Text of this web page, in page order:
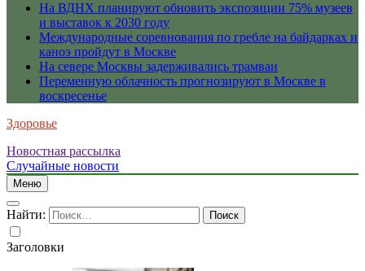
На ВДНХ планируют обновить экспозиции 75% музеев
и выставок к 2030 году
Международные соревнования по гребле на байдарках и
каноэ пройдут в Москве
На севере Москвы задерживались трамваи
Переменную облачность прогнозируют в Москве в
воскресенье
Здоровье
Новостная рассылка
Случайные новости
Меню
Найти:
Заголовки